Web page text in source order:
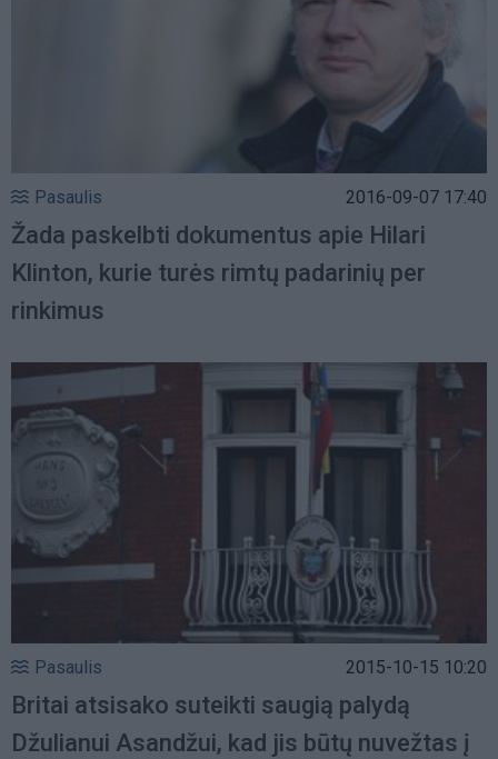
Pasaulis 2016-09-07 17:40
Žada paskelbti dokumentus apie Hilari
Klinton, kurie turės rimtų padarinių per
rinkimus
Pasaulis 2015-10-15 10:20
Britai atsisako suteikti saugią palydą
Džulianui Asandžui, kad jis būtų nuvežtas į